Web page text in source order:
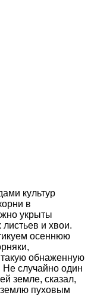
культур
в
укрыты
и хвои.
осеннюю
такую обнаженную
Не случайно один
земле, сказал,
землю пуховым